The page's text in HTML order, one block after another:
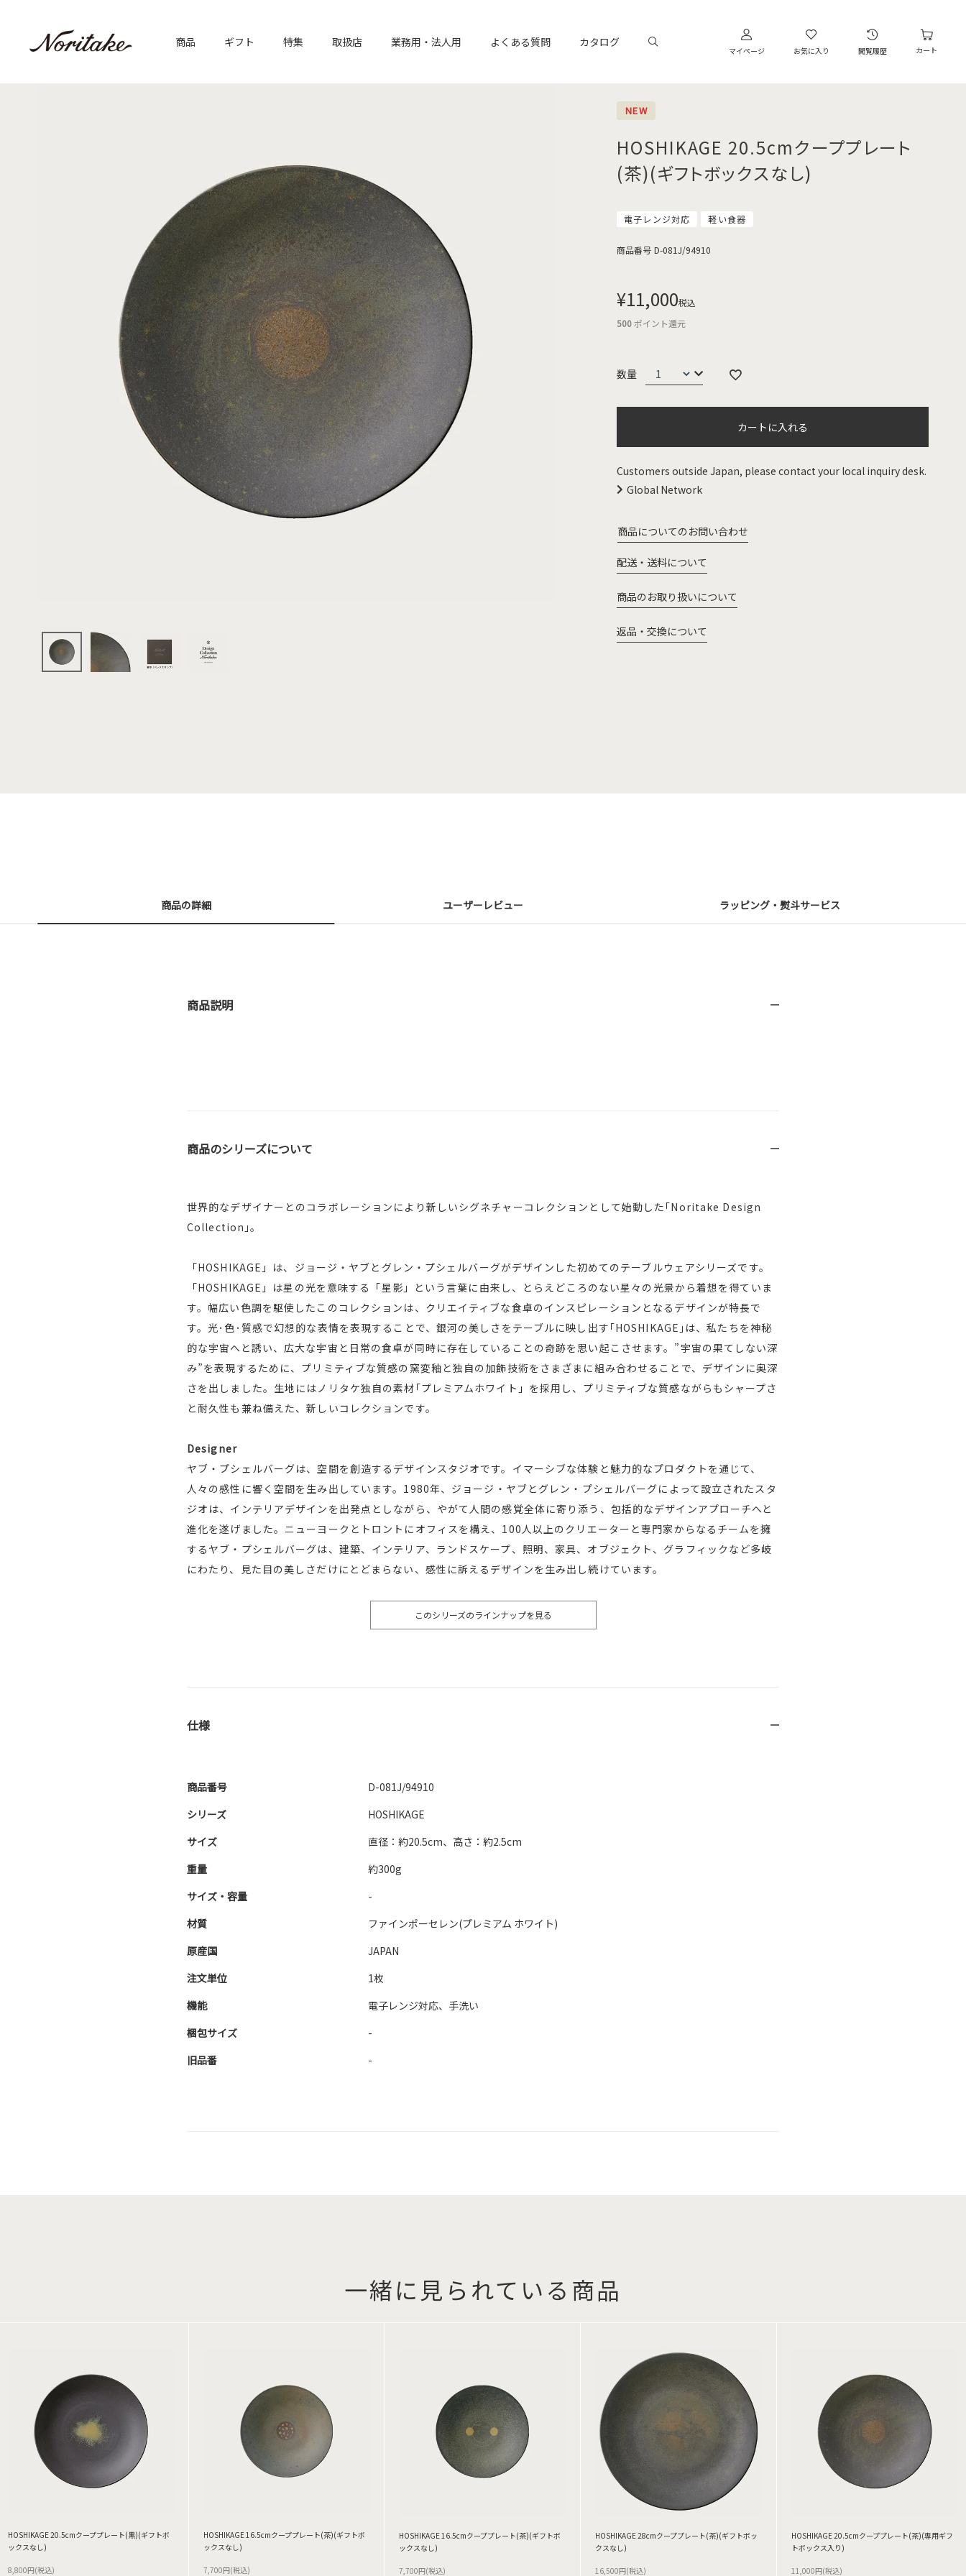
商品 ギフト 特集 取扱店 業務用・法人用 よくある質問 カタログ
マイページ お気に入り 閲覧履歴 カート
NEW
HOSHIKAGE 20.5cmクーププレート
(茶)(ギフトボックスなし)
電子レンジ対応 軽い食器
商品番号 D-081J/94910
¥11,000税込
500ポイント還元
カートに入れる
Customers outside Japan, please contact your local inquiry desk.
Global Network
商品についてのお問い合わせ
配送・送料について
商品のお取り扱いについて
返品・交換について
商品の詳細 ユーザーレビュー ラッピング・熨斗サービス
商品説明
商品のシリーズについて
世界的なデザイナーとのコラボレーションにより新しいシグネチャーコレクションとして始動した｢Noritake Design
Collection｣。
「HOSHIKAGE」は、ジョージ・ヤブとグレン・プシェルバーグがデザインした初めてのテーブルウェアシリーズです。
「HOSHIKAGE」は星の光を意味する「星影」という言葉に由来し、とらえどころのない星々の光景から着想を得ていま
す。幅広い色調を駆使したこのコレクションは、クリエイティブな食卓のインスピレーションとなるデザインが特長で
す。光･色･質感で幻想的な表情を表現することで、銀河の美しさをテーブルに映し出す｢HOSHIKAGE｣は、私たちを神秘
的な宇宙へと誘い、広大な宇宙と日常の食卓が同時に存在していることの奇跡を思い起こさせます。”宇宙の果てしない深
み”を表現するために、プリミティブな質感の窯変釉と独自の加飾技術をさまざまに組み合わせることで、デザインに奥深
さを出しました。生地にはノリタケ独自の素材｢プレミアムホワイト」を採用し、プリミティブな質感ながらもシャープさ
と耐久性も兼ね備えた、新しいコレクションです。
Designer
ヤブ・プシェルバーグは、空間を創造するデザインスタジオです。イマーシブな体験と魅力的なプロダクトを通じて、
人々の感性に響く空間を生み出しています。1980年、ジョージ・ヤブとグレン・プシェルバーグによって設立されたスタ
ジオは、インテリアデザインを出発点としながら、やがて人間の感覚全体に寄り添う、包括的なデザインアプローチへと
進化を遂げました。ニューヨークとトロントにオフィスを構え、100人以上のクリエーターと専門家からなるチームを擁
するヤブ・プシェルバーグは、建築、インテリア、ランドスケープ、照明、家具、オブジェクト、グラフィックなど多岐
にわたり、見た目の美しさだけにとどまらない、感性に訴えるデザインを生み出し続けています。
このシリーズのラインナップを見る
仕様
商品番号
D-081J/94910
シリーズ
HOSHIKAGE
サイズ
直径：約20.5cm、高さ：約2.5cm
重量
約300g
サイズ・容量
-
材質
ファインポーセレン(プレミアム ホワイト)
原産国
JAPAN
注文単位
1枚
機能
電子レンジ対応、手洗い
梱包サイズ
-
旧品番
-
一緒に見られている商品
HOSHIKAGE 20.5cmクーププレート(黒)(ギフトボ
ックスなし)
8,800円(税込)
HOSHIKAGE 16.5cmクーププレート(茶)(ギフトボ
ックスなし)
7,700円(税込)
HOSHIKAGE 16.5cmクーププレート(茶)(ギフトボ
ックスなし)
7,700円(税込)
HOSHIKAGE 28cmクーププレート(茶)(ギフトボッ
クスなし)
16,500円(税込)
HOSHIKAGE 20.5cmクーププレート(茶)(専用ギフ
トボックス入り)
11,000円(税込)